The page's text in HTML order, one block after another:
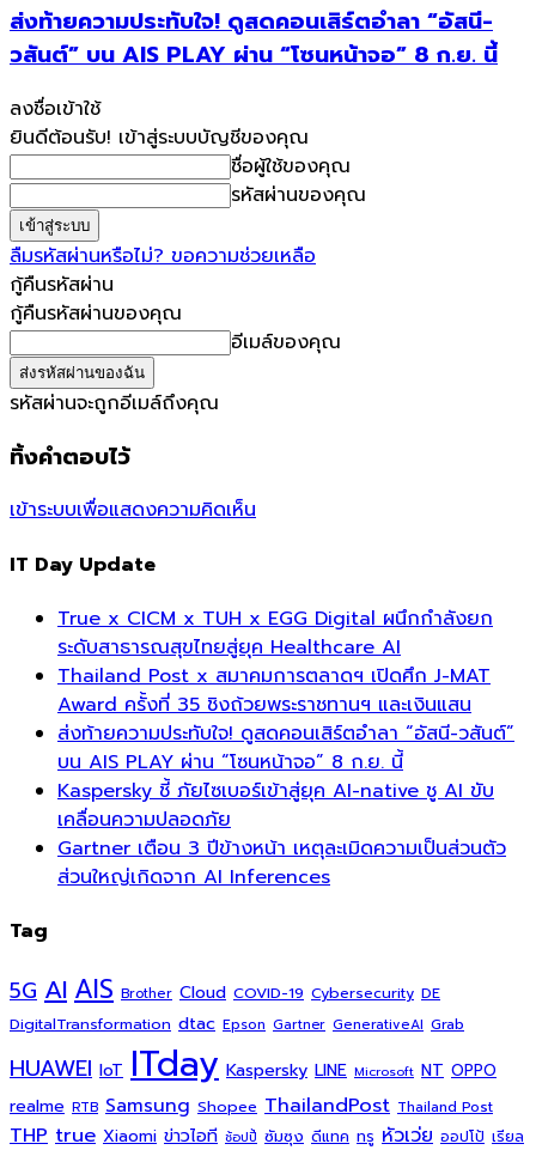
ส่งท้ายความประทับใจ! ดูสดคอนเสิร์ตอำลา “อัสนี-
วสันต์” บน AIS PLAY ผ่าน “โซนหน้าจอ” 8 ก.ย. นี้
ลงชื่อเข้าใช้
ยินดีต้อนรับ! เข้าสู่ระบบบัญชีของคุณ
ชื่อผู้ใช้ของคุณ
รหัสผ่านของคุณ
ลืมรหัสผ่านหรือไม่? ขอความช่วยเหลือ
กู้คืนรหัสผ่าน
กู้คืนรหัสผ่านของคุณ
อีเมล์ของคุณ
รหัสผ่านจะถูกอีเมล์ถึงคุณ
ทิ้งคำตอบไว้
เข้าระบบเพื่อแสดงความคิดเห็น
IT Day Update
True x CICM x TUH x EGG Digital ผนึกกำลังยก
ระดับสาธารณสุขไทยสู่ยุค Healthcare AI
Thailand Post x สมาคมการตลาดฯ เปิดศึก J-MAT
Award ครั้งที่ 35 ชิงถ้วยพระราชทานฯ และเงินแสน
ส่งท้ายความประทับใจ! ดูสดคอนเสิร์ตอำลา “อัสนี-วสันต์”
บน AIS PLAY ผ่าน “โซนหน้าจอ” 8 ก.ย. นี้
Kaspersky ชี้ ภัยไซเบอร์เข้าสู่ยุค AI-native ชู AI ขับ
เคลื่อนความปลอดภัย
Gartner เตือน 3 ปีข้างหน้า เหตุละเมิดความเป็นส่วนตัว
ส่วนใหญ่เกิดจาก AI Inferences
Tag
5G AIAIS Brother Cloud COVID-19 Cybersecurity DE
DigitalTransformation dtac Epson Gartner GenerativeAI Grab
HUAWEI IoT ITday Kaspersky LINE Microsoft NT OPPO
realme RTB Samsung Shopee ThailandPost Thailand Post
THP true Xiaomi ข่าวไอที ช้อปปี้ ซัมซุง ดีแทค ทรู หัวเว่ย ออปโป้ เรียล